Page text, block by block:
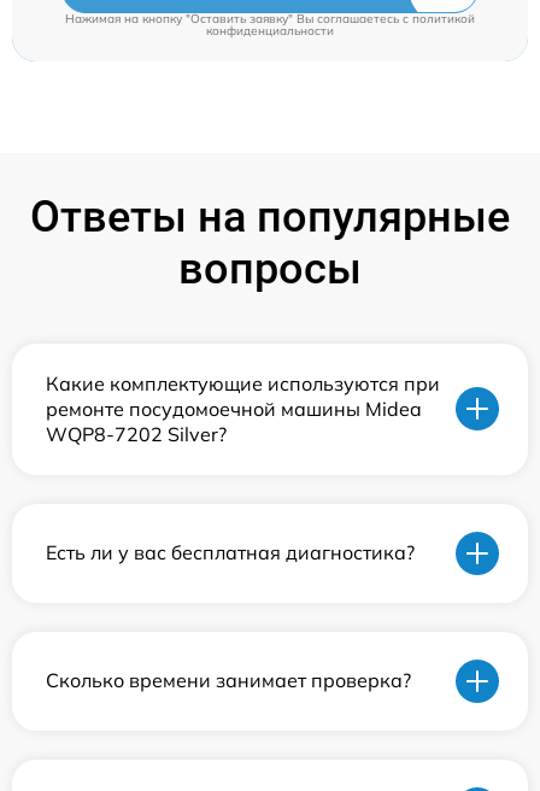
Нажимая на кнопку "Оставить заявку" Вы соглашаетесь cполитикой
конфиденциальности
Ответы на популярные
вопросы
Какие комплектующие используются при
ремонте посудомоечной машины Midea
WQP8-7202 Silver?
Есть ли у вас бесплатная диагностика?
Сколько времени занимает проверка?